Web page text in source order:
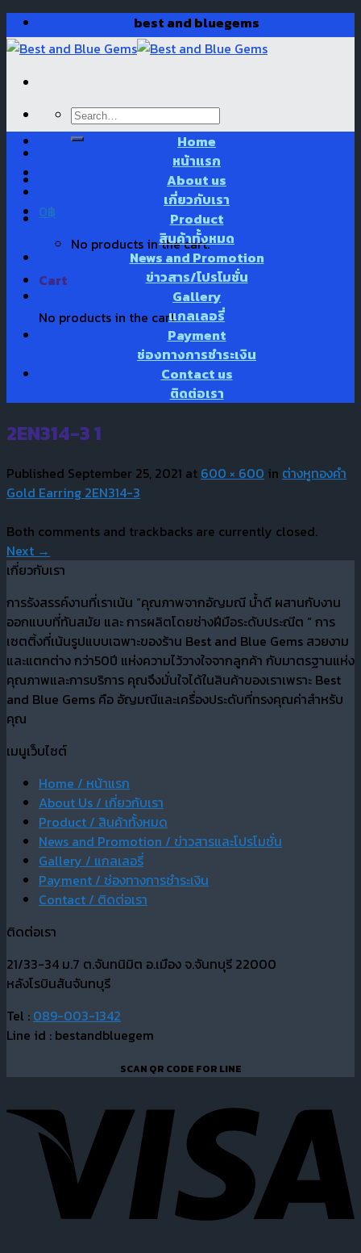
Skip
to
content
best and bluegems
Search
for:
0฿
No products in the cart.
Cart
No products in the cart.
Home
หน้าแรก
About us
เกี่ยวกับเรา
Product
สินค้าทั้งหมด
News and Promotion
ข่าวสาร/โปรโมชั่น
Gallery
แกลเลอรี่
Payment
ช่องทางการชำระเงิน
Contact us
ติดต่อเรา
2EN314-3 1
Published September 25, 2021 at 600 × 600 in ต่างหูทองคำ
Gold Earring 2EN314-3
Both comments and trackbacks are currently closed.
Next →
เกี่ยวกับเรา
การรังสรรค์งานที่เราเน้น “คุณภาพจากอัญมณี น้ำดี ผสานกับงาน
ออกแบบที่ทันสมัย และ การผลิตโดยช่างฝีมือระดับประณีต “ การ
เซตติ้งที่เน้นรูปแบบเฉพาะของร้าน Best and Blue Gems สวยงาม
และแตกต่าง กว่า50ปี แห่งความไว้วางใจจากลูกค้า กับมาตรฐานแห่ง
คุณภาพและการบริการ คุณจึงมั่นใจได้ในสินค้าของเราเพราะ Best
and Blue Gems คือ อัญมณีและเครื่องประดับที่ทรงคุณค่าสำหรับ
คุณ
เมนูเว็บไซต์
Home / หน้าแรก
About Us / เกี่ยวกับเรา
Product / สินค้าทั้งหมด
News and Promotion / ข่าวสารและโปรโมชั่น
Gallery / แกลเลอรี่
Payment / ช่องทางการชำระเงิน
Contact / ติดต่อเรา
ติดต่อเรา
21/33-34 ม.7 ต.จันทนิมิต อ.เมือง จ.จันทบุรี 22000
หลังโรบินสันจันทบุรี
Tel : 089-003-1342
Line id : bestandbluegem
SCAN QR CODE FOR LINE